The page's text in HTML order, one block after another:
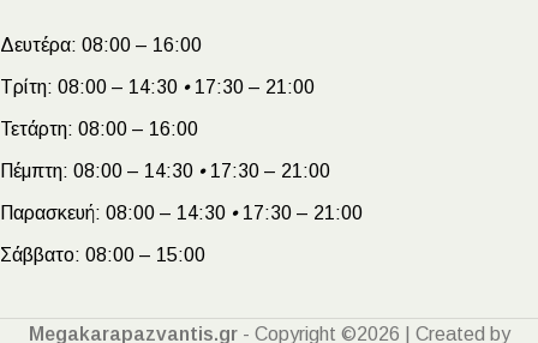
Δευτέρα: 08:00 – 16:00
Τρίτη: 08:00 – 14:30 •17:30 – 21:00
Τετάρτη: 08:00 – 16:00
Πέμπτη: 08:00 – 14:30 •17:30 – 21:00
Παρασκευή: 08:00 – 14:30 •17:30 – 21:00
Σάββατο: 08:00 – 15:00
Megakarapazvantis.gr- Copyright ©2026 | Created by